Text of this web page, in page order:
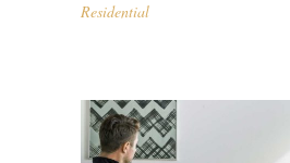
Residential